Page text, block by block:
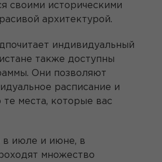
своими историческими
архитектурой.
индивидуальный
также доступны
Они позволяют
расписание и
те места, которые вас
в июле и июне, в
множество